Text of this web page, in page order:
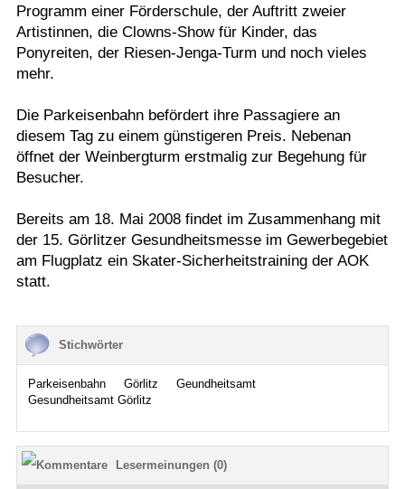
Programm einer Förderschule, der Auftritt zweier
Artistinnen, die Clowns-Show für Kinder, das
Ponyreiten, der Riesen-Jenga-Turm und noch vieles
mehr.
Die Parkeisenbahn befördert ihre Passagiere an
diesem Tag zu einem günstigeren Preis. Nebenan
öffnet der Weinbergturm erstmalig zur Begehung für
Besucher.
Bereits am 18. Mai 2008 findet im Zusammenhang mit
der 15. Görlitzer Gesundheitsmesse im Gewerbegebiet
am Flugplatz ein Skater-Sicherheitstraining der AOK
statt.
Stichwörter
Parkeisenbahn Görlitz
Geundheitsamt
Gesundheitsamt Görlitz
Lesermeinungen (0)